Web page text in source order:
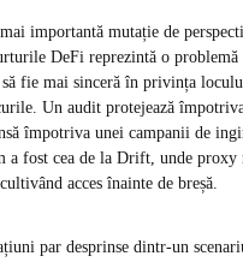
importantă mutație de
DeFi reprezintă o
fie mai sinceră în privința
Un audit protejează
împotriva unei campanii de
a fost cea de la Drift, unde proxy
acces înainte de breșă.
par desprinse dintr-un